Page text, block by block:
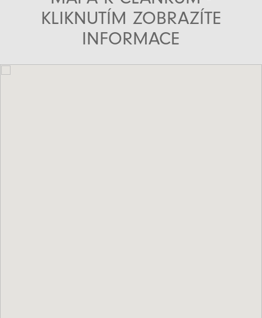
KLIKNUTÍM ZOBRAZÍTE
INFORMACE